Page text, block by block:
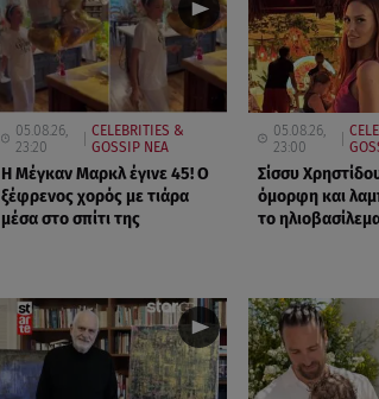
05.08.26,
23:20
CELEBRITIES &
GOSSIP ΝΕΑ
Η Μέγκαν Μαρκλ έγινε 45! Ο
ξέφρενος χορός με τιάρα
μέσα στο σπίτι της
05.08.26,
23:00
Σίσσυ
όμορφη και
το